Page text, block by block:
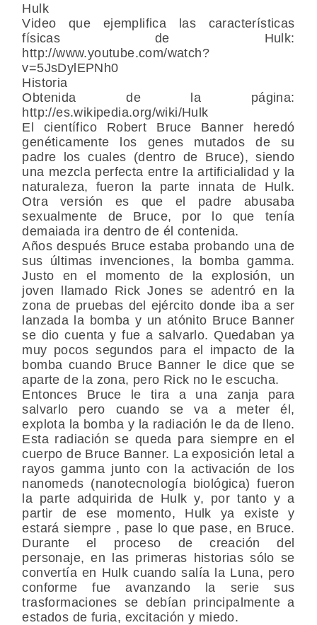
Hulk
Video que ejemplifica las características
físicas de Hulk:
http://www.youtube.com/watch?
v=5JsDylEPNh0
Historia
Obtenida de la página:
http://es.wikipedia.org/wiki/Hulk
El científico Robert Bruce Banner heredó
genéticamente los genes mutados de su
padre los cuales (dentro de Bruce), siendo
una mezcla perfecta entre la artificialidad y la
naturaleza, fueron la parte innata de Hulk.
Otra versión es que el padre abusaba
sexualmente de Bruce, por lo que tenía
demaiada ira dentro de él contenida.
Años después Bruce estaba probando una de
sus últimas invenciones, la bomba gamma.
Justo en el momento de la explosión, un
joven llamado Rick Jones se adentró en la
zona de pruebas del ejército donde iba a ser
lanzada la bomba y un atónito Bruce Banner
se dio cuenta y fue a salvarlo. Quedaban ya
muy pocos segundos para el impacto de la
bomba cuando Bruce Banner le dice que se
aparte de la zona, pero Rick no le escucha.
Entonces Bruce le tira a una zanja para
salvarlo pero cuando se va a meter él,
explota la bomba y la radiación le da de lleno.
Esta radiación se queda para siempre en el
cuerpo de Bruce Banner. La exposición letal a
rayos gamma junto con la activación de los
nanomeds (nanotecnología biológica) fueron
la parte adquirida de Hulk y, por tanto y a
partir de ese momento, Hulk ya existe y
estará siempre , pase lo que pase, en Bruce.
Durante el proceso de creación del
personaje, en las primeras historias sólo se
convertía en Hulk cuando salía la Luna, pero
conforme fue avanzando la serie sus
trasformaciones se debían principalmente a
estados de furia, excitación y miedo.